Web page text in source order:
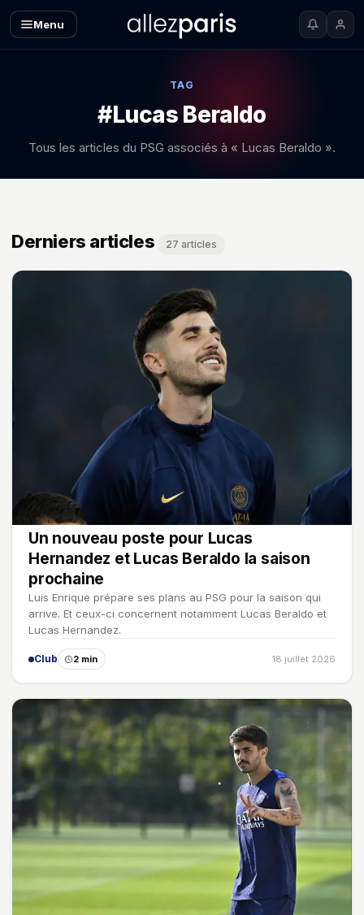
Menu
TAG
#Lucas Beraldo
Tous les articles du PSG associés à « Lucas Beraldo ».
Derniers articles 27 articles
Un nouveau poste pour Lucas
Hernandez et Lucas Beraldo la saison
prochaine
Luis Enrique prépare ses plans au PSG pour la saison qui
arrive. Et ceux-ci concernent notamment Lucas Beraldo et
Lucas Hernandez.
Club 2 min 18 juillet 2026